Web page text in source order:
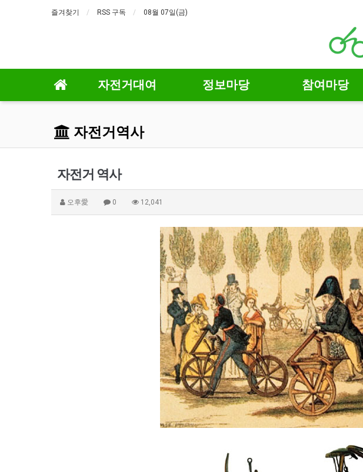
즐겨찾기 RSS 구독 08월 07일(금)
자전거대여 정보마당 참여마당
자전거역사
자전거 역사
오후愛 0 12,041